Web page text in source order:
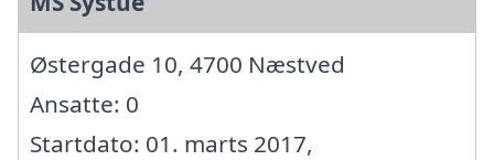
Østergade 10, 4700 Næstved
Ansatte: 0
Startdato: 01. marts 2017,